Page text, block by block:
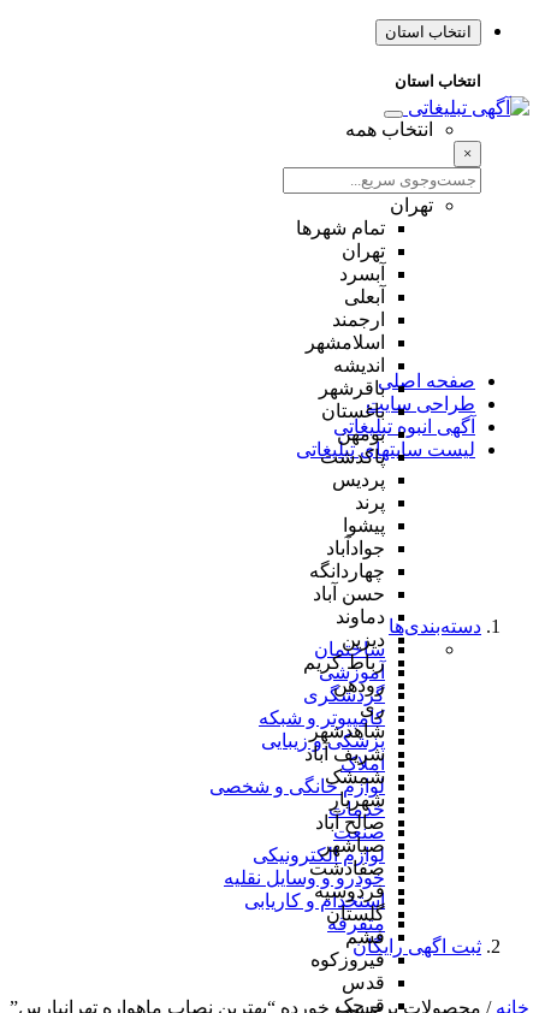
انتخاب استان
انتخاب استان
انتخاب همه
×
تهران
تمام شهر‌ها
تهران
آبسرد
آبعلی
ارجمند
اسلامشهر
اندیشه
باقرشهر
باغستان
بومهن
پاکدشت
پردیس
پرند
پیشوا
جوادآباد
چهاردانگه
حسن آباد
دماوند
دیزین
رباط کریم
رودهن
ری
شاهدشهر
شریف آباد
شمشک
شهریار
صالح آباد
صباشهر
صفادشت
فردوسیه
گلستان
فشم
فیروزکوه
قدس
قرچک
صفحه اصلی
طراحی سایت
آگهی انبوه تبلیغاتی
لیست سایتهای تبلیغاتی
دسته‌بندی‌ها
ساختمان
آموزشی
گردشگری
کامپیوتر و شبکه
پزشکی و زیبایی
املاک
لوازم خانگی و شخصی
خدمات
صنعت
لوازم الکترونیکی
خودرو و وسایل نقلیه
استخدام و کاریابی
متفرقه
ثبت اگهی رایگان
خانه / محصولات برچسب خورده “بهترین نصاب ماهواره تهرانپارس”